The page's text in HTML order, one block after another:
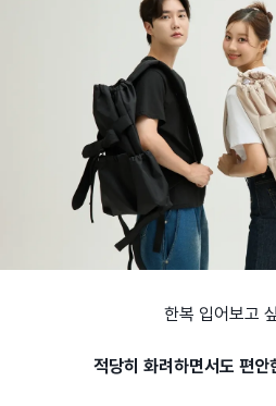
한복 입어보고
적당히 화려하면서도 편안